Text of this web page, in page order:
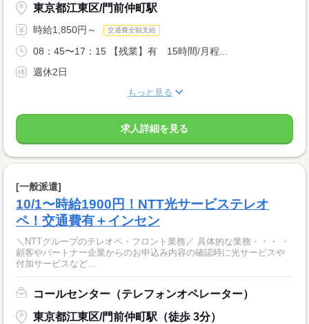
東京都江東区/門前仲町駅
時給1,850円～ 交通費全額支給
08：45〜17：15 【残業】有 15時間/月程...
週休2日
もっと見る
求人詳細を見る
[一般派遣]
10/1〜時給1900円！NTT光サービステレオ
ペ！交通費有＋インセン
＼NTTグループのテレオペ・フロント業務／ 具体的な業務・・・ ・
顧客やパートナー企業からのお申込み内容の確認時に光サービスや
付加サービスなど...
コールセンター（テレフォンオペレーター）
東京都江東区/門前仲町駅（徒歩 3分）